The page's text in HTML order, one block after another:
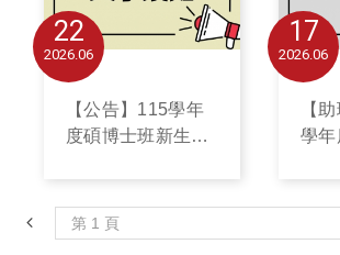
22
06
2026
【公告】115學年
度碩博士班新生入
17
06
2026
【
學年